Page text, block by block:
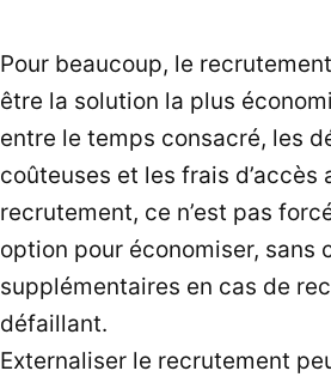
Pour beaucoup, le
être la solution la plus
entre le temps consacré, les
coûteuses et les frais d’accès
recrutement, ce n’est pas
option pour économiser, sans
supplémentaires en cas de
défaillant.
Externaliser le recrutement